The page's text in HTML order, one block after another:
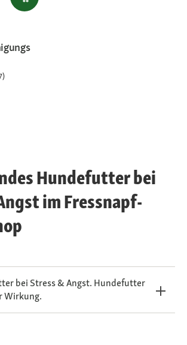
Hundefutter bei
im Fressnapf-
bei Stress & Angst. Hundefutter
Wirkung.